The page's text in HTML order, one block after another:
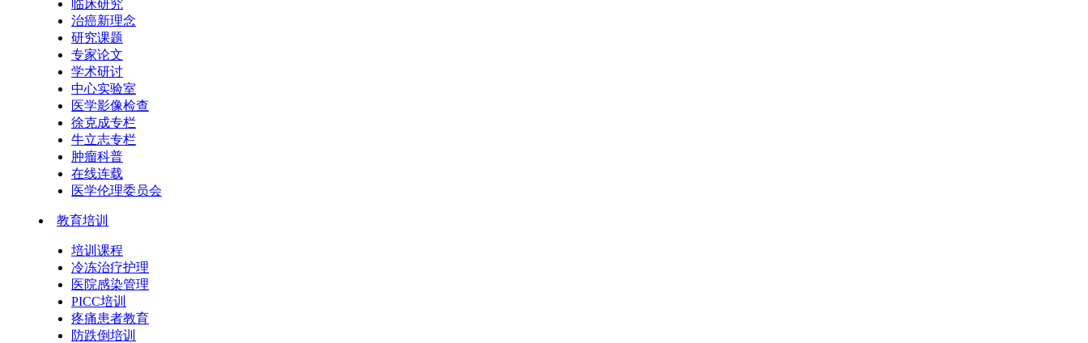
临床研究
治癌新理念
研究课题
专家论文
学术研讨
中心实验室
医学影像检查
徐克成专栏
牛立志专栏
肿瘤科普
在线连载
医学伦理委员会
教育培训
培训课程
冷冻治疗护理
医院感染管理
PICC培训
疼痛患者教育
防跌倒培训